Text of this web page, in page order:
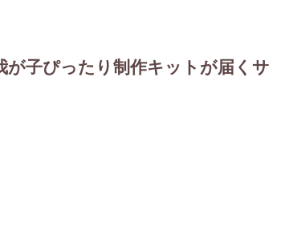
子ぴったり制作キットが届くサ